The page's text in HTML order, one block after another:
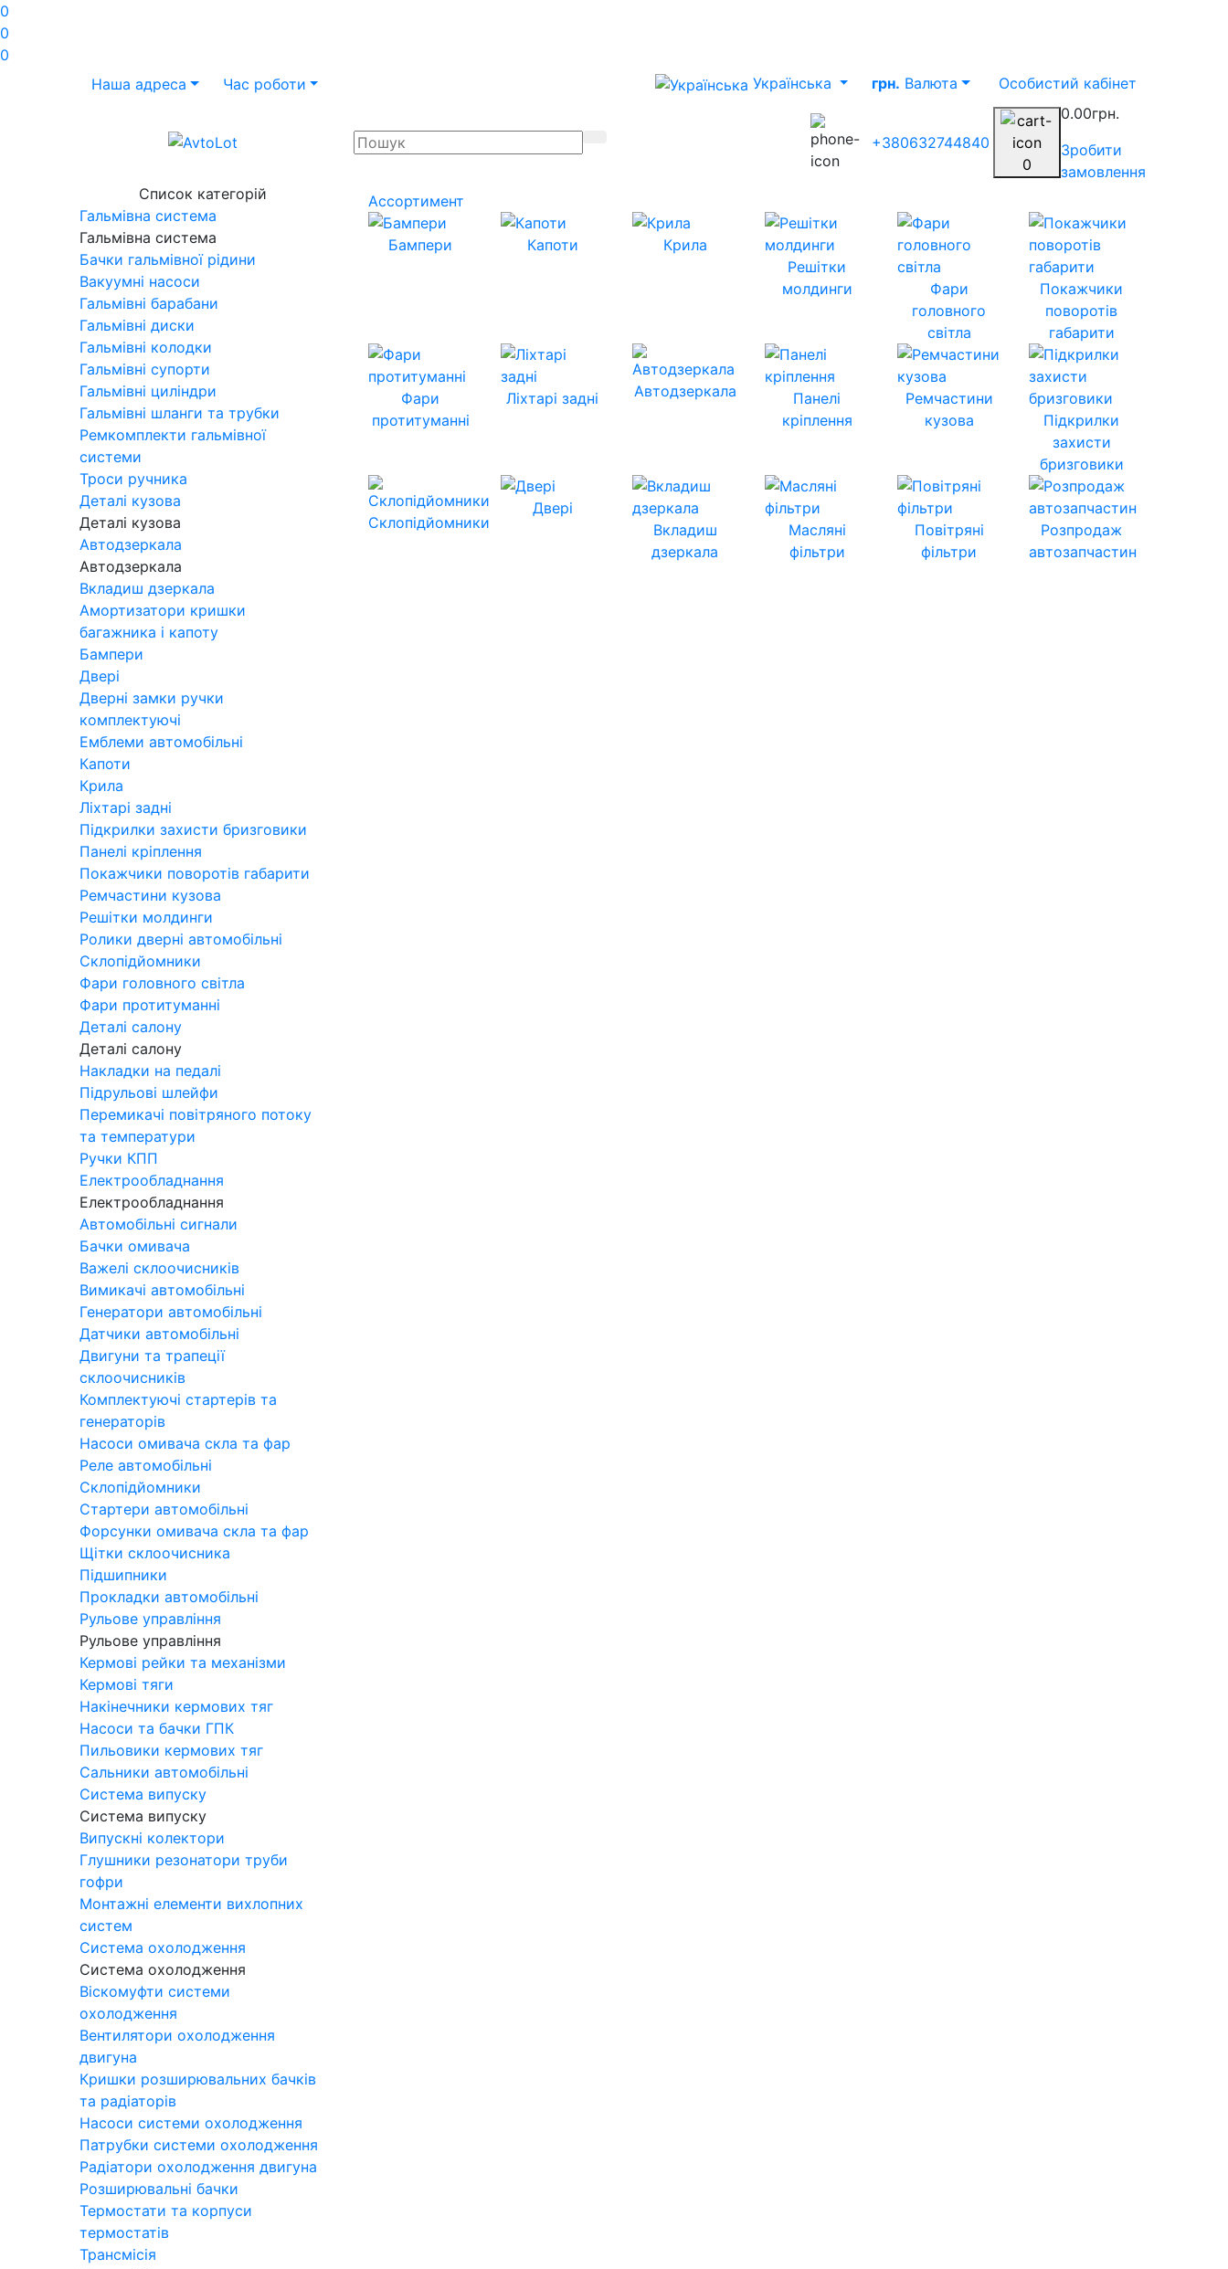
0
0
0
Наша адреса
Час роботи Українська грн. Валюта Особистий кабінет
+380632744840
0
0.00грн.
Зробити
замовлення
Список категорій
Гальмівна система
Гальмівна система
Бачки гальмівної рідини
Вакуумні насоси
Гальмівні барабани
Гальмівні диски
Гальмівні колодки
Гальмівні супорти
Гальмівні циліндри
Гальмівні шланги та трубки
Ремкомплекти гальмівної
системи
Троси ручника
Деталі кузова
Деталі кузова
Автодзеркала
Автодзеркала
Вкладиш дзеркала
Амортизатори кришки
багажника і капоту
Бампери
Двері
Дверні замки ручки
комплектуючі
Емблеми автомобільні
Капоти
Крила
Ліхтарі задні
Підкрилки захисти бризговики
Панелі кріплення
Покажчики поворотів габарити
Ремчастини кузова
Решітки молдинги
Ролики дверні автомобільні
Склопідйомники
Фари головного світла
Фари протитуманні
Деталі салону
Деталі салону
Накладки на педалі
Підрульові шлейфи
Перемикачі повітряного потоку
та температури
Ручки КПП
Електрообладнання
Електрообладнання
Автомобільні сигнали
Бачки омивача
Важелі склоочисників
Вимикачі автомобільні
Генератори автомобільні
Датчики автомобільні
Двигуни та трапеції
склоочисників
Комплектуючі стартерів та
генераторів
Насоси омивача скла та фар
Реле автомобільні
Склопідйомники
Стартери автомобільні
Форсунки омивача скла та фар
Щітки склоочисника
Підшипники
Прокладки автомобільні
Рульове управління
Рульове управління
Кермові рейки та механізми
Кермові тяги
Накінечники кермових тяг
Насоси та бачки ГПК
Пильовики кермових тяг
Сальники автомобільні
Система випуску
Система випуску
Випускні колектори
Глушники резонатори труби
гофри
Монтажні елементи вихлопних
систем
Система охолодження
Система охолодження
Віскомуфти системи
охолодження
Вентилятори охолодження
двигуна
Кришки розширювальних бачків
та радіаторів
Насоси системи охолодження
Патрубки системи охолодження
Радіатори охолодження двигуна
Розширювальні бачки
Термостати та корпуси
термостатів
Трансмісія
Ассортимент
Бампери Капоти
Крила
Решітки
молдинги
Фари
головного
світла
Покажчики
поворотів
габарити
Фари
протитуманні
Ліхтарі задні Автодзеркала
Панелі
кріплення
Ремчастини
кузова
Підкрилки
захисти
бризговики
Склопідйомники
Двері
Вкладиш
дзеркала
Масляні
фільтри
Повітряні
фільтри
Розпродаж
автозапчастин